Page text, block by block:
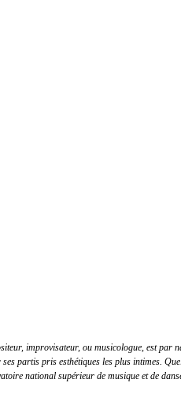
improvisateur, ou musicologue, est par
partis pris esthétiques les plus intimes.
national supérieur de musique et de